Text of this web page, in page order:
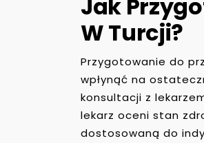
Jak
W Turcji?
Przygotowanie do
wpłynąć na
konsultacji z
lekarz oceni stan
dostosowaną do